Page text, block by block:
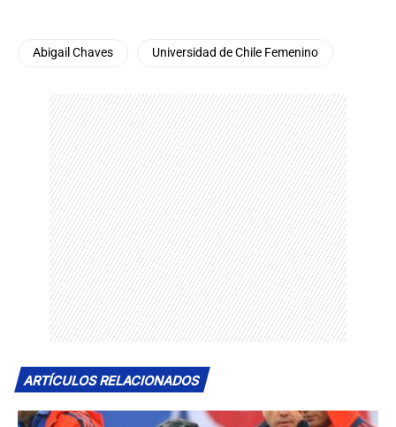
Abigail Chaves Universidad de Chile Femenino
ARTÍCULOS RELACIONADOS